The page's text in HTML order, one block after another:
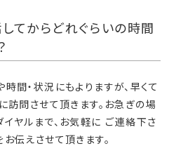
てからどれぐらいの時間
間・状況にもよりますが、早くて
問させて頂きます。お急ぎの場
ヤルまで、お気軽に ご連絡下さ
伝えさせて頂きます。